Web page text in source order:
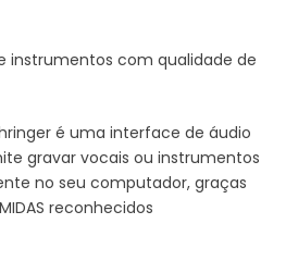
instrumentos com qualidade de
é uma interface de áudio
gravar vocais ou instrumentos
no seu computador, graças
reconhecidos